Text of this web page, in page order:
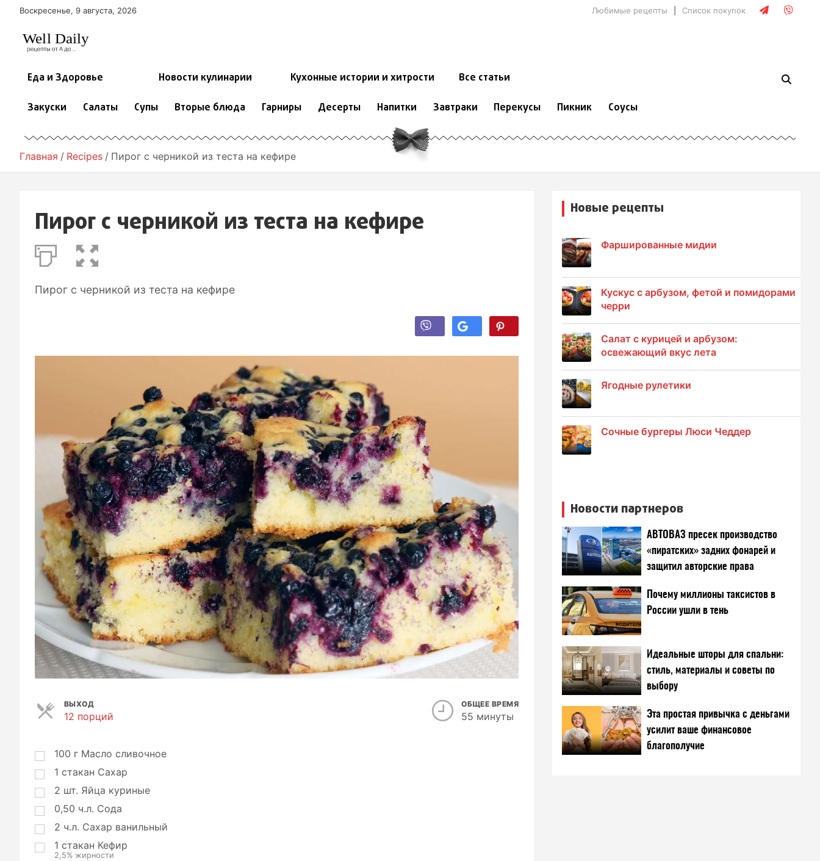
Воскресенье, 9 августа, 2026 Любимые рецепты Список покупок
Еда и Здоровье Новости кулинарии Кухонные истории и хитрости Все статьи
Закуски Салаты Супы Вторые блюда Гарниры Десерты Напитки Завтраки Перекусы Пикник Соусы
Главная Recipes Пирог с черникой из теста на кефире
Пирог с черникой из теста на кефире
Пирог с черникой из теста на кефире
ВЫХОД
12 порций
ц
и
ОБЩЕЕ ВРЕМЯ
55 минуты
100 г Масло сливочное
1 стакан Сахар
2 шт. Яйца куриные
0,50 ч.л. Сода
2 ч.л. Сахар ванильный
1 стакан Кефир
2,5% жирности
Новые рецепты
Фаршированные мидии
Кускус с арбузом, фетой и помидорами
черри
Салат с курицей и арбузом:
освежающий вкус лета
Ягодные рулетики
Сочные бургеры Люси Чеддер
Новости партнеров
АВТОВАЗ пресек производство
«пиратских» задних фонарей и
защитил авторские права
Почему миллионы таксистов в
России ушли в тень
Идеальные шторы для спальни:
стиль, материалы и советы по
выбору
Эта простая привычка с деньгами
усилит ваше финансовое
благополучие